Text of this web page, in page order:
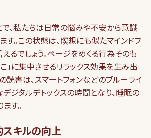
、私たちは日常の悩みや不安から意識
す。この状態は、瞑想にも似たマインドフ
るでしょう。ページをめくる行為そのも
こ」に集中させるリラックス効果を生み出
読書は、スマートフォンなどのブルーライ
ジタルデトックスの時間となり、睡眠の
す。
キルの向上